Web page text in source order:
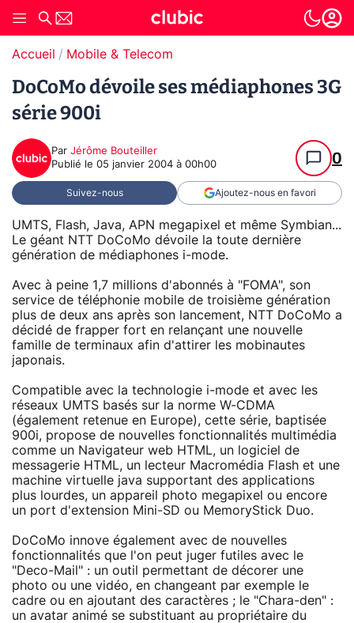
Accueil Mobile & Telecom
DoCoMo dévoile ses médiaphones 3G
série 900i
Par Jérôme Bouteiller
Publié le 05 janvier 2004 à 00h00 0
Suivez-nous Ajoutez-nous en favori
UMTS, Flash, Java, APN megapixel et même Symbian...
Le géant NTT DoCoMo dévoile la toute dernière
génération de médiaphones i-mode.
Avec à peine 1,7 millions d'abonnés à "FOMA", son
service de téléphonie mobile de troisième génération
plus de deux ans après son lancement, NTT DoCoMo a
décidé de frapper fort en relançant une nouvelle
famille de terminaux afin d'attirer les mobinautes
japonais.
Compatible avec la technologie i-mode et avec les
réseaux UMTS basés sur la norme W-CDMA
(également retenue en Europe), cette série, baptisée
900i, propose de nouvelles fonctionnalités multimédia
comme un Navigateur web HTML, un logiciel de
messagerie HTML, un lecteur Macromédia Flash et une
machine virtuelle java supportant des applications
plus lourdes, un appareil photo megapixel ou encore
un port d'extension Mini-SD ou MemoryStick Duo.
DoCoMo innove également avec de nouvelles
fonctionnalités que l'on peut juger futiles avec le
"Deco-Mail" : un outil permettant de décorer une
photo ou une vidéo, en changeant par exemple le
cadre ou en ajoutant des caractères ; le "Chara-den" :
un avatar animé se substituant au propriétaire du